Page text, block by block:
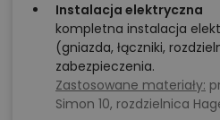
Instalacja elektryczna
kompletna instalacja
(gniazda, łączniki,
zabezpieczenia.
Zastosowane materiały:
Simon 10, rozdzielnica